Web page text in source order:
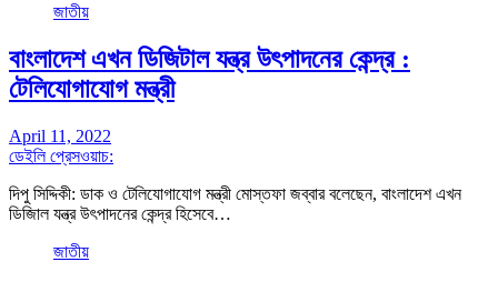
জাতীয়
বাংলাদেশ এখন ডিজিটাল যন্ত্র উৎপাদনের কেন্দ্র :
টেলিযোগাযোগ মন্ত্রী
April 11, 2022
ডেইলি প্রেসওয়াচ:
দিপু সিদ্দিকী: ডাক ও টেলিযোগাযোগ মন্ত্রী মোস্তফা জব্বার বলেছেন, বাংলাদেশ এখন
ডিজিাল যন্ত্র উৎপাদনের কেন্দ্র হিসেবে…
জাতীয়